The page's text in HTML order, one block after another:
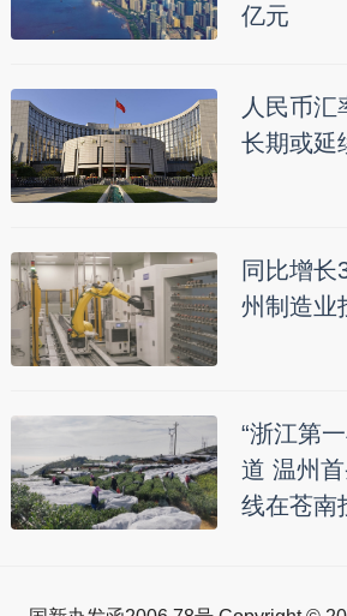
亿元
人民币汇
长期或延
同比增长
州制造业
“浙江第
道 温州
线在苍南